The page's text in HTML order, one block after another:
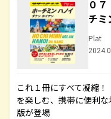
０
チ
Plat
これ１冊にすべて凝縮
を楽しむ、携帯に便利
版が登場